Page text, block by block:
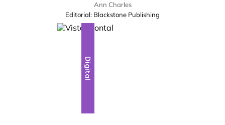
Ann Charles
Editorial: Blackstone Publishing
Digital